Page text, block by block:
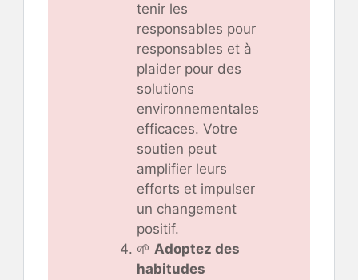
tenir les
responsables pour
responsables et à
plaider pour des
solutions
environnementales
efficaces. Votre
soutien peut
amplifier leurs
efforts et impulser
un changement
positif.
🌱 Adoptez des
habitudes